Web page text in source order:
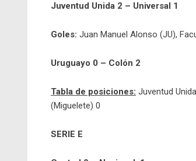
Juventud Unida 2 – Universal 1
Goles: Juan Manuel Alonso (JU),
Uruguayo 0 – Colón 2
Tabla de posiciones: Juventud
(Miguelete) 0
SERIE E